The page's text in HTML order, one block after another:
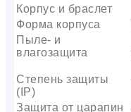
Корпус и браслет
Форма корпуса
Пыле- и
влагозащита
Степень защиты
(IP)
Защита от царапин